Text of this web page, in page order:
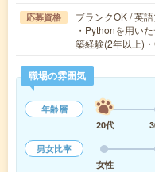
応募資格
ブランクOK / 英
・Pythonを用い
築経験(2年以上)
職場の雰囲気
年齢層
20代
男女比率
女性